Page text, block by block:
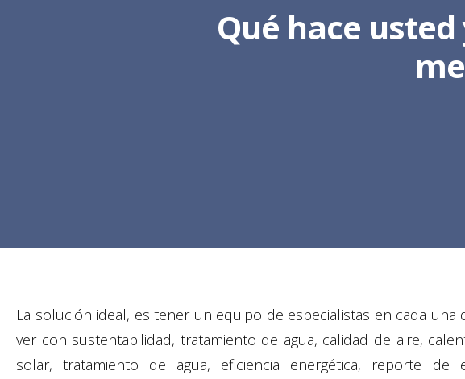
Qué hace
La solución ideal, es tener un equipo de especialistas en cada una
ver con sustentabilidad, tratamiento de agua, calidad de aire,
solar, tratamiento de agua, eficiencia energética, reporte de